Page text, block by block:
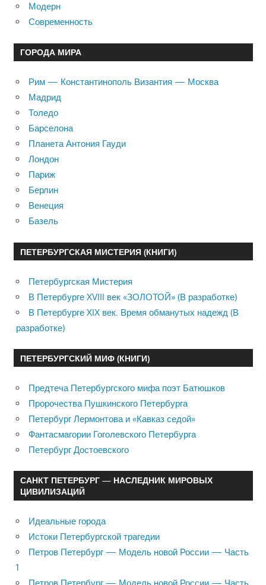
Модерн
Современность
ГОРОДА МИРА
Рим — Константинополь Византия — Москва
Мадрид
Толедо
Барселона
Планета Антония Гауди
Лондон
Париж
Берлин
Венеция
Базель
ПЕТЕРБУРГСКАЯ МИСТЕРИЯ (КНИГИ)
Петербургская Мистерия
В Петербурге XVIII век «ЗОЛОТОЙ» (В разработке)
В Петербурге XIX век. Время обманутых надежд (В
разработке)
ПЕТЕРБУРГСКИЙ МИФ (КНИГИ)
Предтеча Петербургского мифа поэт Батюшков
Пророчества Пушкинского Петербурга
Петербург Лермонтова и «Кавказ седой»
Фантасмагории Гоголевского Петербурга
Петербург Достоевского
САНКТ ПЕТЕРБУРГ — НАСЛЕДНИК МИРОВЫХ
ЦИВИЛИЗАЦИЙ
Идеальные города
Истоки Петербургской трагедии
Петров Петербург — Модель новой России — Часть
1